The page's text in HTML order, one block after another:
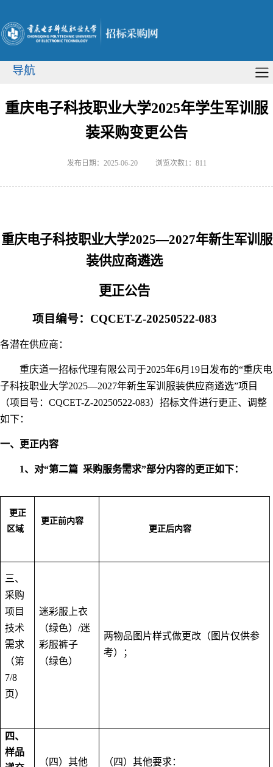
导航
重庆电子科技职业大学2025年学生军训服
装采购变更公告
发布日期：2025-06-20 浏览次数1： 811
重庆电子科技职业大学2025—2027年新生军训服
装供应商遴选
更正公告
项目编号： CQCET-Z-20250522-083
各潜在供应商：
重庆道一招标代理有限公司于2025年6月 19 日发布的“重庆电
子科技职业大学2025—2027年新生军训服装供应商遴选”项目
（项目号： CQCET-Z-20250522-083）招标文件进行更正、调整
如下：
一、更正内容
1、对“第二篇 采购服务需求”部分内容的更正如下：
更正
区域
更正前内容
更正后内容
三、
采购
项目
技术
需求
（第
7/8
页）
迷彩服上衣
（绿色）/迷
彩服裤子
（绿色）
两物品图片样式做更改（图片仅供参
考）；
四、
样品
（四）其他
（四）其他要求：